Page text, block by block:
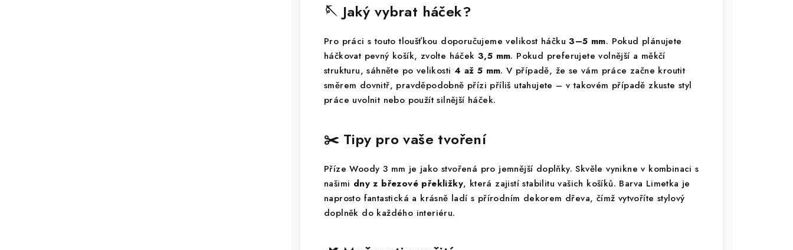
🪡 Jaký vybrat háček?
Pro práci s touto tloušťkou doporučujeme velikost háčku3–5 mm. Pokud plánujete
háčkovat pevný košík, zvolte háček 3,5 mm. Pokud preferujete volnější a měkčí
strukturu, sáhněte po velikosti 4 až 5 mm. V případě, že se vám práce začne kroutit
směrem dovnitř, pravděpodobně přízi příliš utahujete – v takovém případě zkuste styl
práce uvolnit nebo použít silnější háček.
✂️ Tipy pro vaše tvoření
Příze Woody 3 mm je jako stvořená pro jemnější doplňky. Skvěle vynikne v kombinaci s
našimi dny z březové překližky, která zajistí stabilitu vašich košíků. Barva Limetka je
naprosto fantastická a krásně ladí s přírodním dekorem dřeva, čímž vytvoříte stylový
doplněk do každého interiéru.